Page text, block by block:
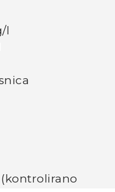
l
(kontrolirano